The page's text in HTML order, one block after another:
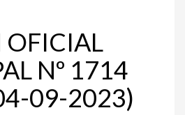
OFICIAL
Nº 1714
09-2023)